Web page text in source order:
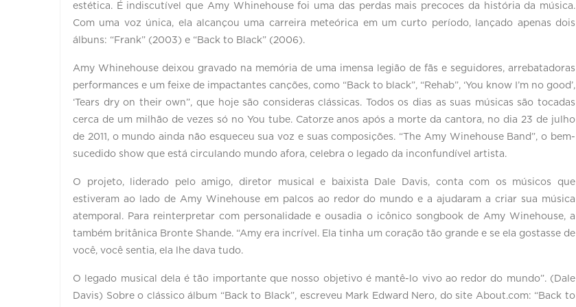
estética. É indiscutível que Amy Whinehouse foi uma das perdas mais precoces da história da música.
Com uma voz única, ela alcançou uma carreira meteórica em um curto período, lançado apenas dois
álbuns: “Frank” (2003) e “Back to Black” (2006).
Amy Whinehouse deixou gravado na memória de uma imensa legião de fãs e seguidores, arrebatadoras
performances e um feixe de impactantes canções, como “Back to black”, “Rehab”, ‘You know I’m no good’,
‘Tears dry on their own”, que hoje são consideras clássicas. Todos os dias as suas músicas são tocadas
cerca de um milhão de vezes só no You tube. Catorze anos após a morte da cantora, no dia 23 de julho
de 2011, o mundo ainda não esqueceu sua voz e suas composições. “The Amy Winehouse Band”, o bem-
sucedido show que está circulando mundo afora, celebra o legado da inconfundível artista.
O projeto, liderado pelo amigo, diretor musical e baixista Dale Davis, conta com os músicos que
estiveram ao lado de Amy Winehouse em palcos ao redor do mundo e a ajudaram a criar sua música
atemporal. Para reinterpretar com personalidade e ousadia o icônico songbook de Amy Winehouse, a
também britânica Bronte Shande. “Amy era incrível. Ela tinha um coração tão grande e se ela gostasse de
você, você sentia, ela lhe dava tudo.
O legado musical dela é tão importante que nosso objetivo é mantê-lo vivo ao redor do mundo”. (Dale
Davis) Sobre o clássico álbum “Back to Black”, escreveu Mark Edward Nero, do site About.com: “Back to